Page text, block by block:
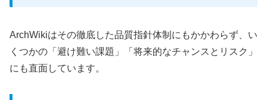
ArchWikiはその徹底した品質指針体制にもかかわらず、い
くつかの「避け難い課題」「将来的なチャンスとリスク」
にも直面しています。